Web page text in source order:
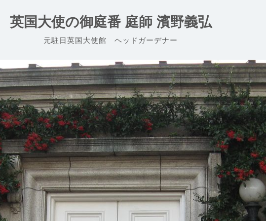
英国大使の御庭番 庭師 濱野義弘
元駐日英国大使館 ヘッドガーデナー